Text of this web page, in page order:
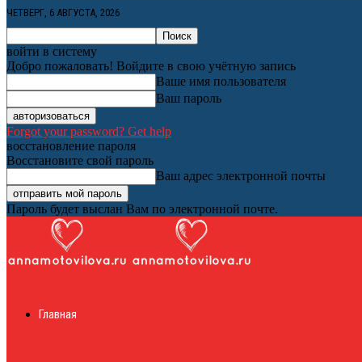
ЧЕТВЕРГ, 6 АВГУСТА, 2026
войти в систему
Добро пожаловать! Войдите в свою учётную запись
Ваше имя пользователя
Ваш пароль
Forgot your password? Get help
восстановление пароля
Восстановите свой пароль
Ваш адрес электронной почты
Пароль будет выслан Вам по электронной почте.
Главная